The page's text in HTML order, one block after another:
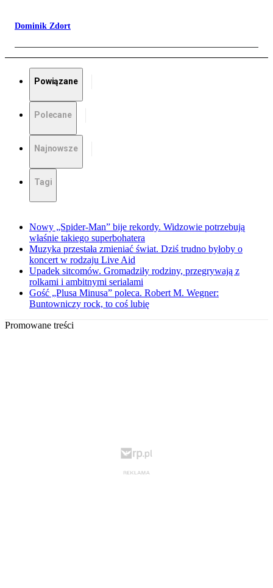
Dominik Zdort
Powiązane
Polecane
Najnowsze
Tagi
Nowy „Spider-Man” bije rekordy. Widzowie potrzebują
właśnie takiego superbohatera
Muzyka przestała zmieniać świat. Dziś trudno byłoby o
koncert w rodzaju Live Aid
Upadek sitcomów. Gromadziły rodziny, przegrywają z
rolkami i ambitnymi serialami
Gość „Plusa Minusa” poleca. Robert M. Wegner:
Buntowniczy rock, to coś lubię
Promowane treści